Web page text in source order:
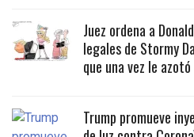
Juez ordena a
legales de Stormy
que una vez le
Trump promueve